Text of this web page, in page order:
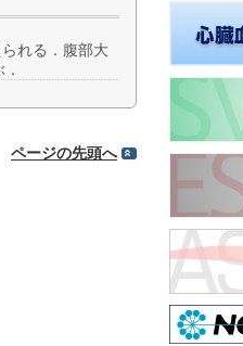
れる．腹部大
ページの先頭へ